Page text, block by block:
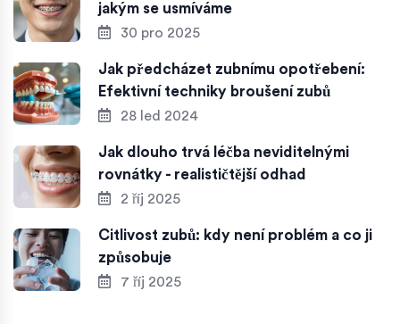
jakým se usmíváme
30 pro 2025
Jak předcházet zubnímu opotřebení:
Efektivní techniky broušení zubů
28 led 2024
Jak dlouho trvá léčba neviditelnými
rovnátky - realističtější odhad
2 říj 2025
Citlivost zubů: kdy není problém a co ji
způsobuje
7 říj 2025